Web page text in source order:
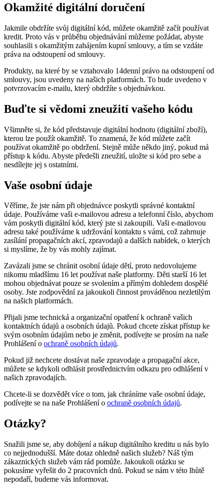
Okamžité digitální doručení
Jakmile obdržíte svůj digitální kód, můžete okamžitě začít používat
kredit. Proto vás v průběhu objednávání můžeme požádat, abyste
souhlasili s okamžitým zahájením kupní smlouvy, a tím se vzdáte
práva na odstoupení od smlouvy.
Produkty, na které by se vztahovalo 14denní právo na odstoupení od
smlouvy, jsou uvedeny na našich platformách. To bude uvedeno v
potvrzovacím e-mailu, který obdržíte s objednávkou.
Buďte si vědomi zneužití vašeho kódu
Všimněte si, že kód představuje digitální hodnotu (digitální zboží),
kterou lze použít okamžitě. To znamená, že kód můžete začít
používat okamžitě po obdržení. Stejně může někdo jiný, pokud má
přístup k kódu. Abyste předešli zneužití, uložte si kód pro sebe a
nesdílejte jej s ostatními.
Vaše osobní údaje
Věříme, že jste nám při objednávce poskytli správné kontaktní
údaje. Používáme vaši e-mailovou adresu a telefonní číslo, abychom
vám poskytli digitální kód, který jste si zakoupili. Vaši e-mailovou
adresu také používáme k udržování kontaktu s vámi, což zahrnuje
zasílání propagačních akcí, zpravodajů a dalších nabídek, o kterých
si myslíme, že by vás mohly zajímat.
Zavázali jsme se chránit osobní údaje dětí, proto nedovolujeme
nikomu mladšímu 16 let používat naše platformy. Děti starší 16 let
mohou objednávat pouze se svolením a přímým dohledem dospělé
osoby. Jste zodpovědní za jakoukoli činnost prováděnou nezletilým
na našich platformách.
Přijali jsme technická a organizační opatření k ochraně vašich
kontaktních údajů a osobních údajů. Pokud chcete získat přístup ke
svým osobním údajům nebo je změnit, podívejte se prosím na naše
Prohlášení o ochraně osobních údajů.
Pokud již nechcete dostávat naše zpravodaje a propagační akce,
můžete se kdykoli odhlásit prostřednictvím odkazu pro odhlášení v
našich zpravodajích.
Chcete-li se dozvědět více o tom, jak chráníme vaše osobní údaje,
podívejte se na naše Prohlášení o ochraně osobních údajů.
Otázky?
Snažili jsme se, aby dobíjení a nákup digitálního kreditu u nás bylo
co nejjednodušší. Máte dotaz ohledně našich služeb? Náš tým
zákaznických služeb vám rád pomůže. Jakoukoli otázku se
pokusíme vyřešit do 2 pracovních dnů. Pokud se nám v této lhůtě
nepodaří, budeme vás informovat.